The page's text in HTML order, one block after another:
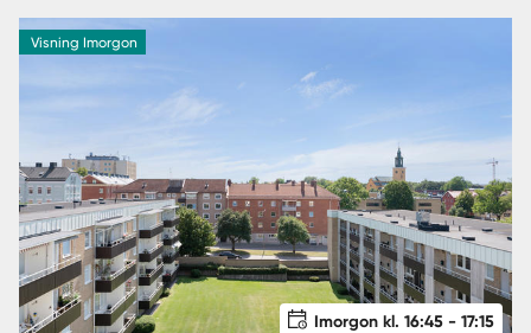
Visning Imorgon
Imorgon kl. 16:45 - 17:15